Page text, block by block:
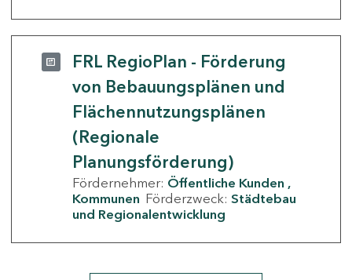
FRL RegioPlan - Förderung
von Bebauungsplänen und
Flächennutzungsplänen
(Regionale
Planungsförderung)
Fördernehmer: Öffentliche Kunden
Kommunen Förderzweck: Städtebau
und Regionalentwicklung